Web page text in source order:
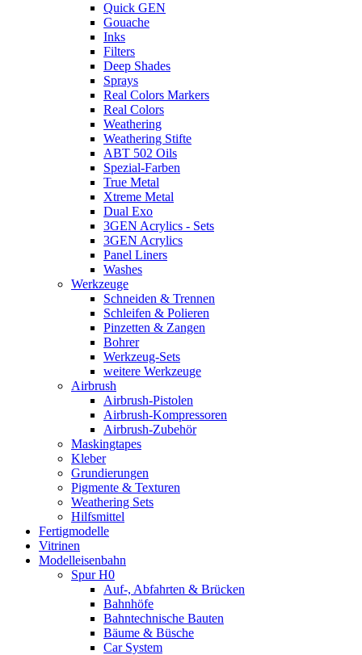
Quick GEN
Gouache
Inks
Filters
Deep Shades
Sprays
Real Colors Markers
Real Colors
Weathering
Weathering Stifte
ABT 502 Oils
Spezial-Farben
True Metal
Xtreme Metal
Dual Exo
3GEN Acrylics - Sets
3GEN Acrylics
Panel Liners
Washes
Werkzeuge
Schneiden & Trennen
Schleifen & Polieren
Pinzetten & Zangen
Bohrer
Werkzeug-Sets
weitere Werkzeuge
Airbrush
Airbrush-Pistolen
Airbrush-Kompressoren
Airbrush-Zubehör
Maskingtapes
Kleber
Grundierungen
Pigmente & Texturen
Weathering Sets
Hilfsmittel
Fertigmodelle
Vitrinen
Modelleisenbahn
Spur H0
Auf-, Abfahrten & Brücken
Bahnhöfe
Bahntechnische Bauten
Bäume & Büsche
Car System